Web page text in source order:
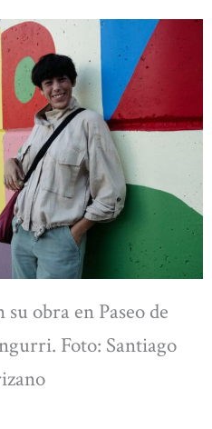
obra en Paseo de
Foto: Santiago